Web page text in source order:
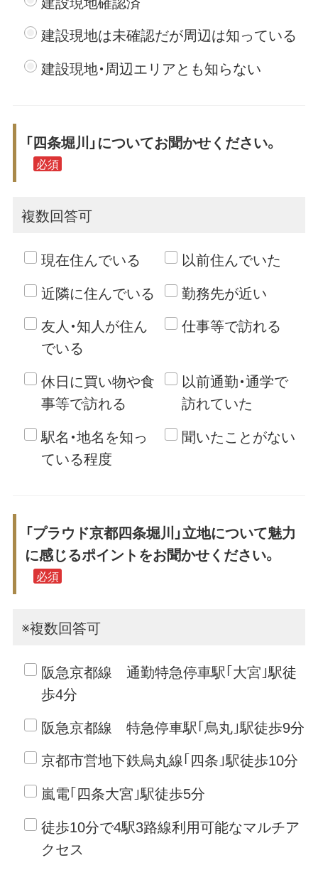
建設現地は未確認だが周辺は知っている
建設現地・周辺エリアとも知らない
「四条堀川」についてお聞かせください。
必須
複数回答可
現在住んでいる
以前住んでいた
近隣に住んでいる
勤務先が近い
友人・知人が住ん
でいる
仕事等で訪れる
休日に買い物や食
事等で訪れる
以前通勤・通学で
訪れていた
駅名・地名を知っ
ている程度
聞いたことがない
「プラウド京都四条堀川」立地について魅力
に感じるポイントをお聞かせください。
必須
※複数回答可
阪急京都線 通勤特急停車駅｢大宮｣駅徒
歩4分
阪急京都線 特急停車駅｢烏丸｣駅徒歩9分
京都市営地下鉄烏丸線｢四条｣駅徒歩10分
嵐電｢四条大宮｣駅徒歩5分
徒歩10分で4駅3路線利用可能なマルチア
クセス